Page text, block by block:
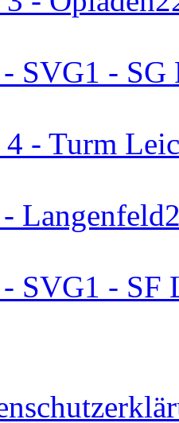
SVG1 - SG
- Turm
SVG1 - SF